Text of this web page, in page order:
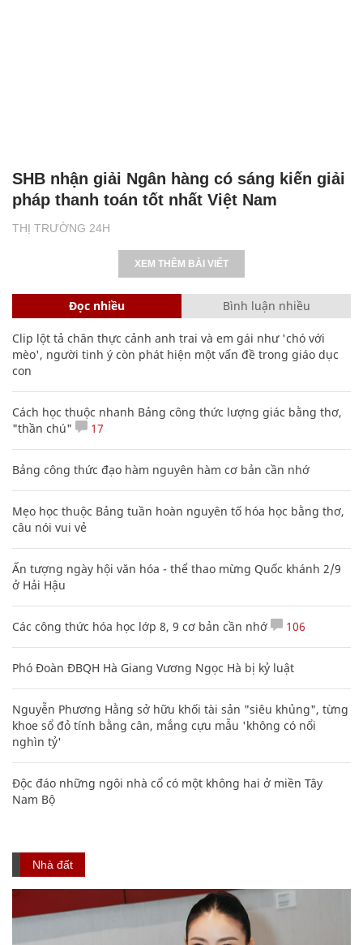
THỊ TRƯỜNG 24H
SHB nhận giải Ngân hàng có sáng kiến giải
pháp thanh toán tốt nhất Việt Nam
XEM THÊM BÀI VIẾT
Đọc nhiều Bình luận nhiều
Clip lột tả chân thực cảnh anh trai và em gái như 'chó với
mèo', người tinh ý còn phát hiện một vấn đề trong giáo dục
con
Cách học thuộc nhanh Bảng công thức lượng giác bằng thơ,
"thần chú"
17
Bảng công thức đạo hàm nguyên hàm cơ bản cần nhớ
Mẹo học thuộc Bảng tuần hoàn nguyên tố hóa học bằng thơ,
câu nói vui vẻ
Ấn tượng ngày hội văn hóa - thể thao mừng Quốc khánh 2/9
ở Hải Hậu
Các công thức hóa học lớp 8, 9 cơ bản cần nhớ 106
Phó Đoàn ĐBQH Hà Giang Vương Ngọc Hà bị kỷ luật
Nguyễn Phương Hằng sở hữu khối tài sản "siêu khủng", từng
khoe sổ đỏ tính bằng cân, mắng cựu mẫu 'không có nổi
nghìn tỷ'
Độc đáo những ngôi nhà cổ có một không hai ở miền Tây
Nam Bộ
Nhà đất